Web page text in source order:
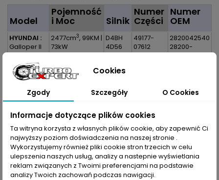
Model
Pojemność
i Moc Silnik
Numer
Części
Numer
OEM
HYUNDAI :
Galloper II
2.5 TD
MITSUBISHI
L200 II 2.5
Pajero II 2.5
2477cm3, 99KM |
73kW
D4BH
4D56
49177-
07612
49177-
2820042540
28200-
42540
Dane zawarte w tabeli mogą odbiegać od rzeczywistości.
Dokładamy wszelkich starań aby jednak tak nie było.
Najlepszym kryterium doboru części jest sprawdzenie
numerów producenta na uszkodzonej części.
Cookies
Zgody Szczegóły O Cookies
Informacje dotyczące plików cookies
Ta witryna korzysta z własnych plików cookie, aby zapewnić Ci
najwyższy poziom doświadczenia na naszej stronie .
Wykorzystujemy również pliki cookie stron trzecich w celu
ulepszenia naszych usług, analizy a nastepnie wyświetlania
reklam związanych z Twoimi preferencjami na podstawie
analizy Twoich zachowań podczas nawigacji.